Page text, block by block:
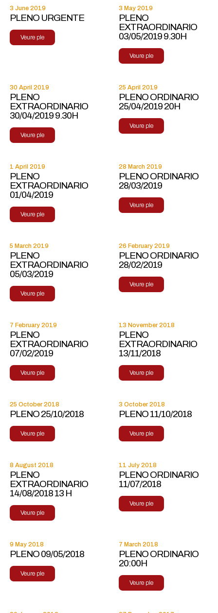
3 June 2019
PLENO URGENTE
Veure ple
3 May 2019
PLENO
EXTRAORDINARIO
03/05/2019 9.30H
Veure ple
30 April 2019
PLENO
EXTRAORDINARIO
30/04/2019 9.30H
Veure ple
25 April 2019
PLENO ORDINARIO
25/04/2019 20H
Veure ple
1 April 2019
PLENO
EXTRAORDINARIO
01/04/2019
Veure ple
28 March 2019
PLENO ORDINARIO
28/03/2019
Veure ple
5 March 2019
PLENO
EXTRAORDINARIO
05/03/2019
Veure ple
26 February 2019
PLENO ORDINARIO
28/02/2019
Veure ple
7 February 2019
PLENO
EXTRAORDINARIO
07/02/2019
Veure ple
13 November 2018
PLENO
EXTRAORDINARIO
13/11/2018
Veure ple
25 October 2018
PLENO 25/10/2018
Veure ple
3 October 2018
PLENO 11/10/2018
Veure ple
8 August 2018
PLENO
EXTRAORDINARIO
14/08/2018 13 H
Veure ple
11 July 2018
PLENO ORDINARIO
11/07/2018
Veure ple
9 May 2018
PLENO 09/05/2018
Veure ple
7 March 2018
PLENO ORDINARIO
20:00H
Veure ple